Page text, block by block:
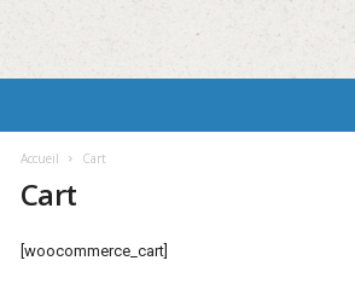
Accueil Cart
Cart
[woocommerce_cart]